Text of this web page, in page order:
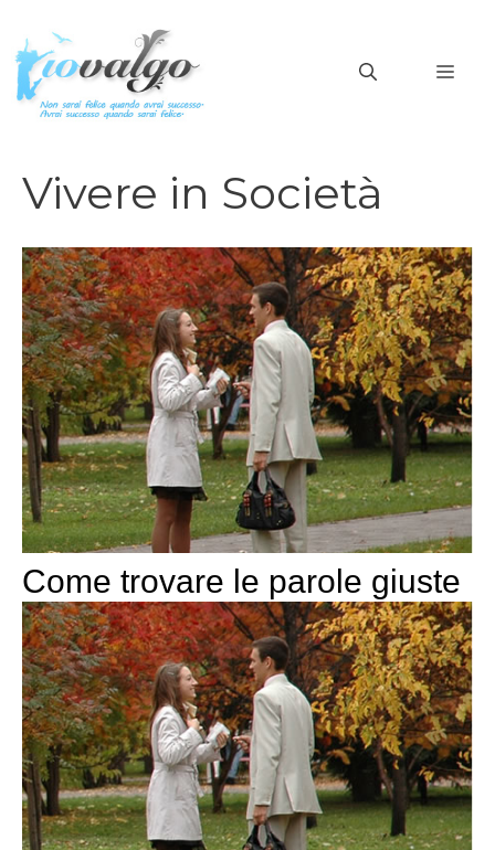
contenuto
Vivere in Società
Come trovare le parole giuste